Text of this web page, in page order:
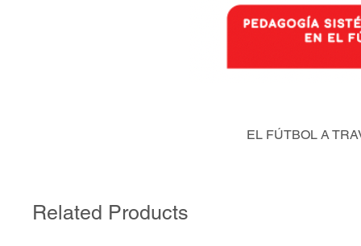
EL FÚTBOL A
Related Products